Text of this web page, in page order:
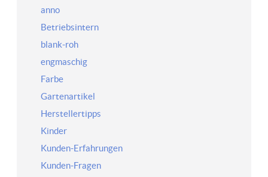
anno
Betriebsintern
blank-roh
engmaschig
Farbe
Gartenartikel
Herstellertipps
Kinder
Kunden-Erfahrungen
Kunden-Fragen